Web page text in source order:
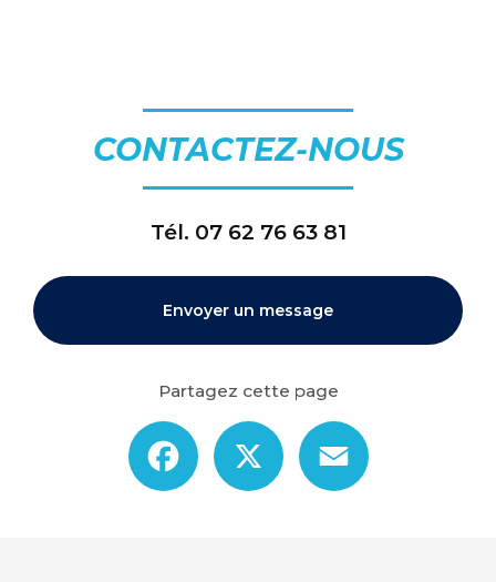
CONTACTEZ-NOUS
Tél. 07 62 76 63 81
Envoyer un message
Partagez cette page
Facebook